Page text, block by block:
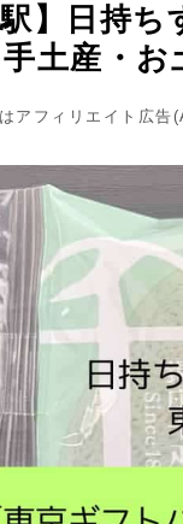
駅】日持
土産・お
アフィリエイト広